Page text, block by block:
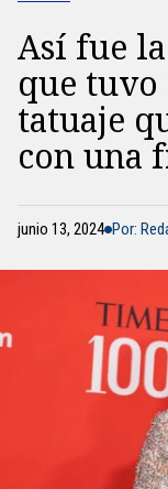
Así fue
que
tatuaje
con una
junio 13, 2024 Por: